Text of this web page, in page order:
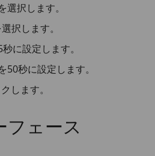
択します。
択します。
秒に設定します。
50秒に設定します。
します。
ェース